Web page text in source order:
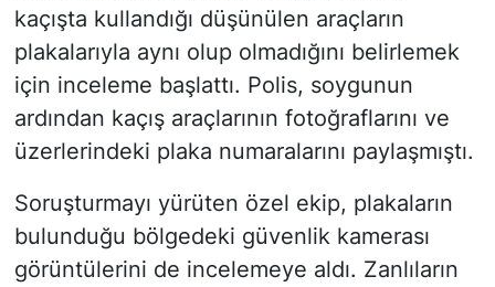
kaçışta kullandığı düşünülen araçların
plakalarıyla aynı olup olmadığını belirlemek
için inceleme başlattı. Polis, soygunun
ardından kaçış araçlarının fotoğraflarını ve
üzerlerindeki plaka numaralarını paylaşmıştı.
Soruşturmayı yürüten özel ekip, plakaların
bulunduğu bölgedeki güvenlik kamerası
görüntülerini de incelemeye aldı. Zanlıların